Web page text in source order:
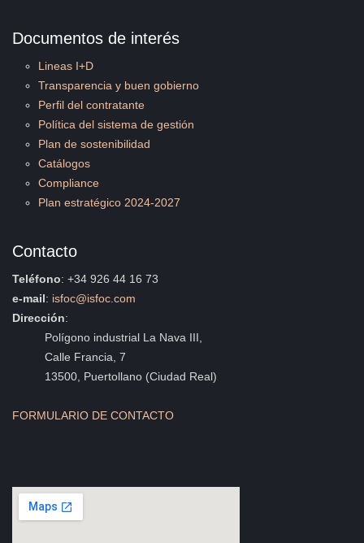
Documentos de interés
Lineas I+D
Transparencia y buen gobierno
Perfil del contratante
Política del sistema de gestión
Plan de sostenibilidad
Catálogos
Compliance
Plan estratégico 2024-2027
Contacto
Teléfono: +34 926 44 16 73
e-mail: isfoc@isfoc.com
Dirección:
Polígono industrial La Nava III,
Calle Francia, 7
13500, Puertollano (Ciudad Real)
FORMULARIO DE CONTACTO